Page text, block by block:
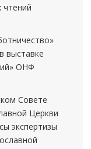
чтений
выставке
ОНФ
Совете
Церкви
экспертизы